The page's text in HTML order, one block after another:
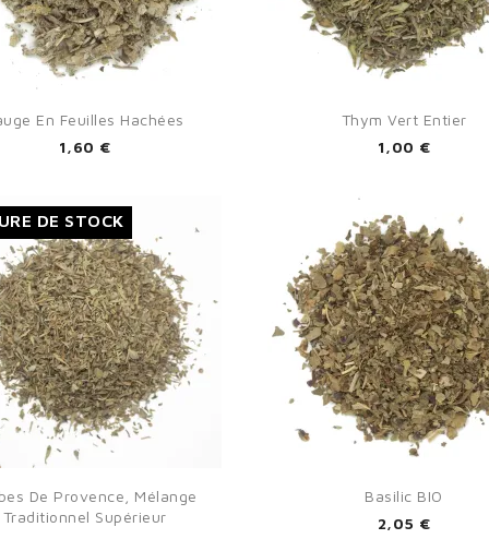
 Aperçu rapide
En Feuilles Hachées
1,60 €
Aperçu rapide
Thym Vert Entier
1,00 €
Aperçu rapide
De Provence, Mélange
Traditionnel Supérieur
DE STOCK
Aperçu rapide
Basilic BIO
2,05 €